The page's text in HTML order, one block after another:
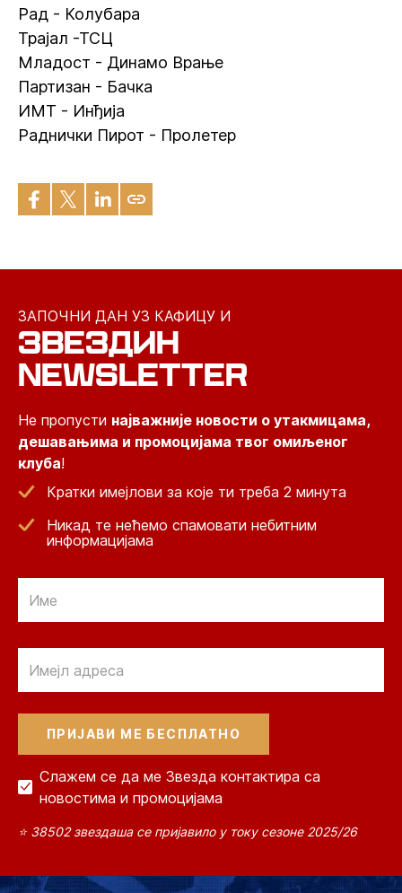
Рад - Колубара
Трајал -ТСЦ
Младост - Динамо Врање
Партизан - Бачка
ИМТ - Инђија
Раднички Пирот - Пролетер
ЗАПОЧНИ ДАН УЗ КАФИЦУ И
ЗВЕЗДИН
NEWSLETTER
Не пропусти најважније новости о утакмицама,
дешавањима и промоцијама твог омиљеног
клуба!
Кратки имејлови за које ти треба 2 минута
Никад те нећемо спамовати небитним
информацијама
Слажем се да ме Звезда контактира са
новостима и промоцијама
⭐ 38502 звездаша се пријавило у току сезоне 2025/26